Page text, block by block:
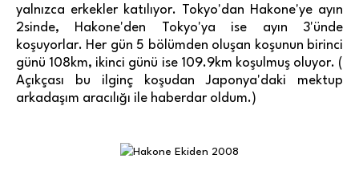
yalnızca erkekler katılıyor. Tokyo'dan Hakone'ye ayın
2sinde, Hakone'den Tokyo'ya ise ayın 3'ünde
koşuyorlar. Her gün 5 bölümden oluşan koşunun birinci
günü 108km, ikinci günü ise 109.9km koşulmuş oluyor. (
Açıkçası bu ilginç koşudan Japonya'daki mektup
arkadaşım aracılığı ile haberdar oldum.)